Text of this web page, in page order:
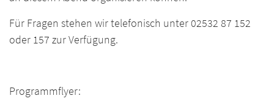
Für Fragen stehen wir telefonisch unter 02532 87 152
oder 157 zur Verfügung.
Programmflyer: